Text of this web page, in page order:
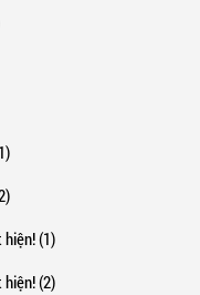
(1)
(2)